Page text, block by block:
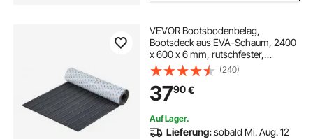
VEVOR Bootsbodenbelag,
Bootsdeck aus EVA-Schaum, 2400
x 600 x 6 mm, rutschfester,
selbstklebender Bodenbelag, 14400
cm² großer Marineteppich für
Boote, Yachten, Pontons,
Kajakdecks
(240)
3790€
Auf Lager.
Lieferung:sobald Mi. Aug. 12